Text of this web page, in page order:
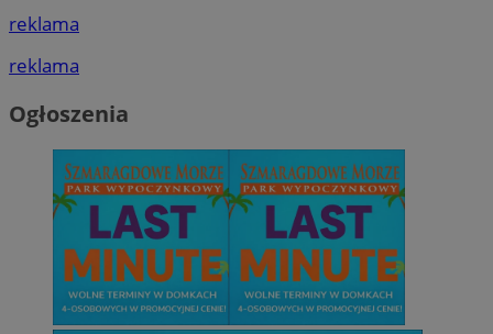
reklama
reklama
Ogłoszenia